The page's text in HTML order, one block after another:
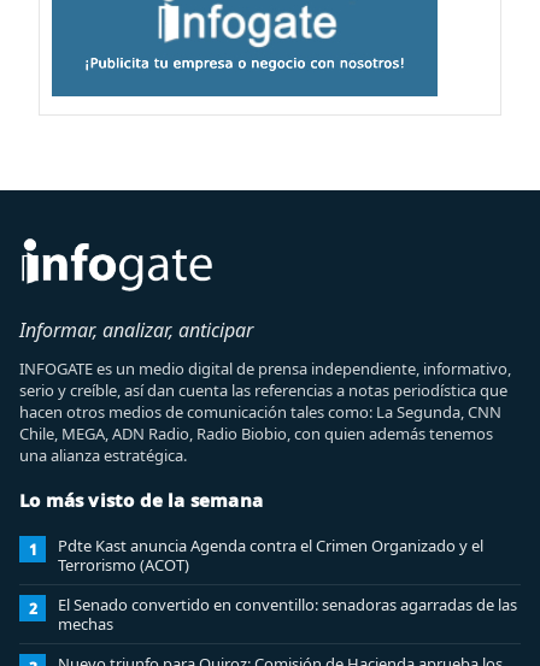
Informar, analizar, anticipar
INFOGATE es un medio digital de prensa independiente, informativo,
serio y creíble, así dan cuenta las referencias a notas periodística que
hacen otros medios de comunicación tales como: La Segunda, CNN
Chile, MEGA, ADN Radio, Radio Biobio, con quien además tenemos
una alianza estratégica.
Lo más visto de la semana
1
Pdte Kast anuncia Agenda contra el Crimen Organizado y el
Terrorismo (ACOT)
2
El Senado convertido en conventillo: senadoras agarradas de las
mechas